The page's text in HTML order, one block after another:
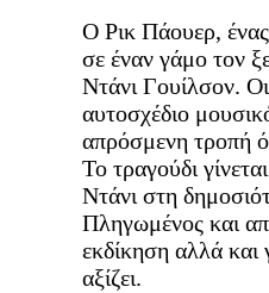
Ο Ρικ Πάουερ,
σε έναν γάμο τον
Ντάνι Γουίλσον.
αυτοσχέδιο
απρόσμενη τροπή
Το τραγούδι
Ντάνι στη
Πληγωμένος και
εκδίκηση αλλά και
αξίζει.